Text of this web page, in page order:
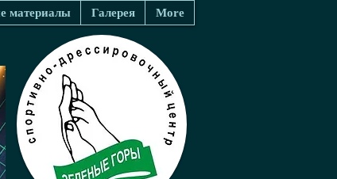
материалы Галерея More